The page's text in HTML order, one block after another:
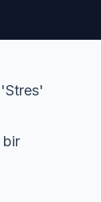
'Stres'
bir